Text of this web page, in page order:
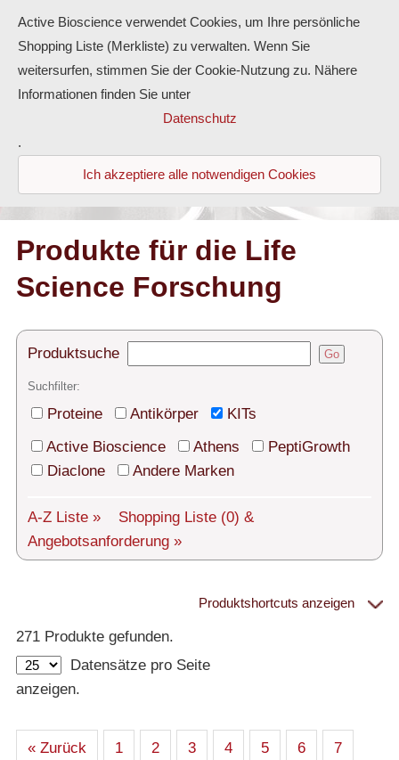
Antikörper
ELISA-Kits
Diaclone Produkte
Home
Kontakt
Versand
Über uns
Service
AGBs
English
Produkte für die Life
Science Forschung
Produktsuche Go
Suchfilter:
Proteine Antikörper
KITs
Active Bioscience
Athens
PeptiGrowth
Diaclone
Andere Marken
A-Z Liste » Shopping Liste (0) &
Angebotsanforderung »
Proteine
– Alle Proteine
– Human
– Cell culture tested premium (cct-premium)
Produktshortcuts anzeigen
271 Produkte gefunden.
Datensätze pro Seite
anzeigen.
« Zurück 1 2 3 4 5 6 7
Active Bioscience verwendet Cookies, um Ihre persönliche
Shopping Liste (Merkliste) zu verwalten. Wenn Sie
weitersurfen, stimmen Sie der Cookie-Nutzung zu. Nähere
Informationen finden Sie unter
Datenschutz
.
Ich akzeptiere alle notwendigen Cookies